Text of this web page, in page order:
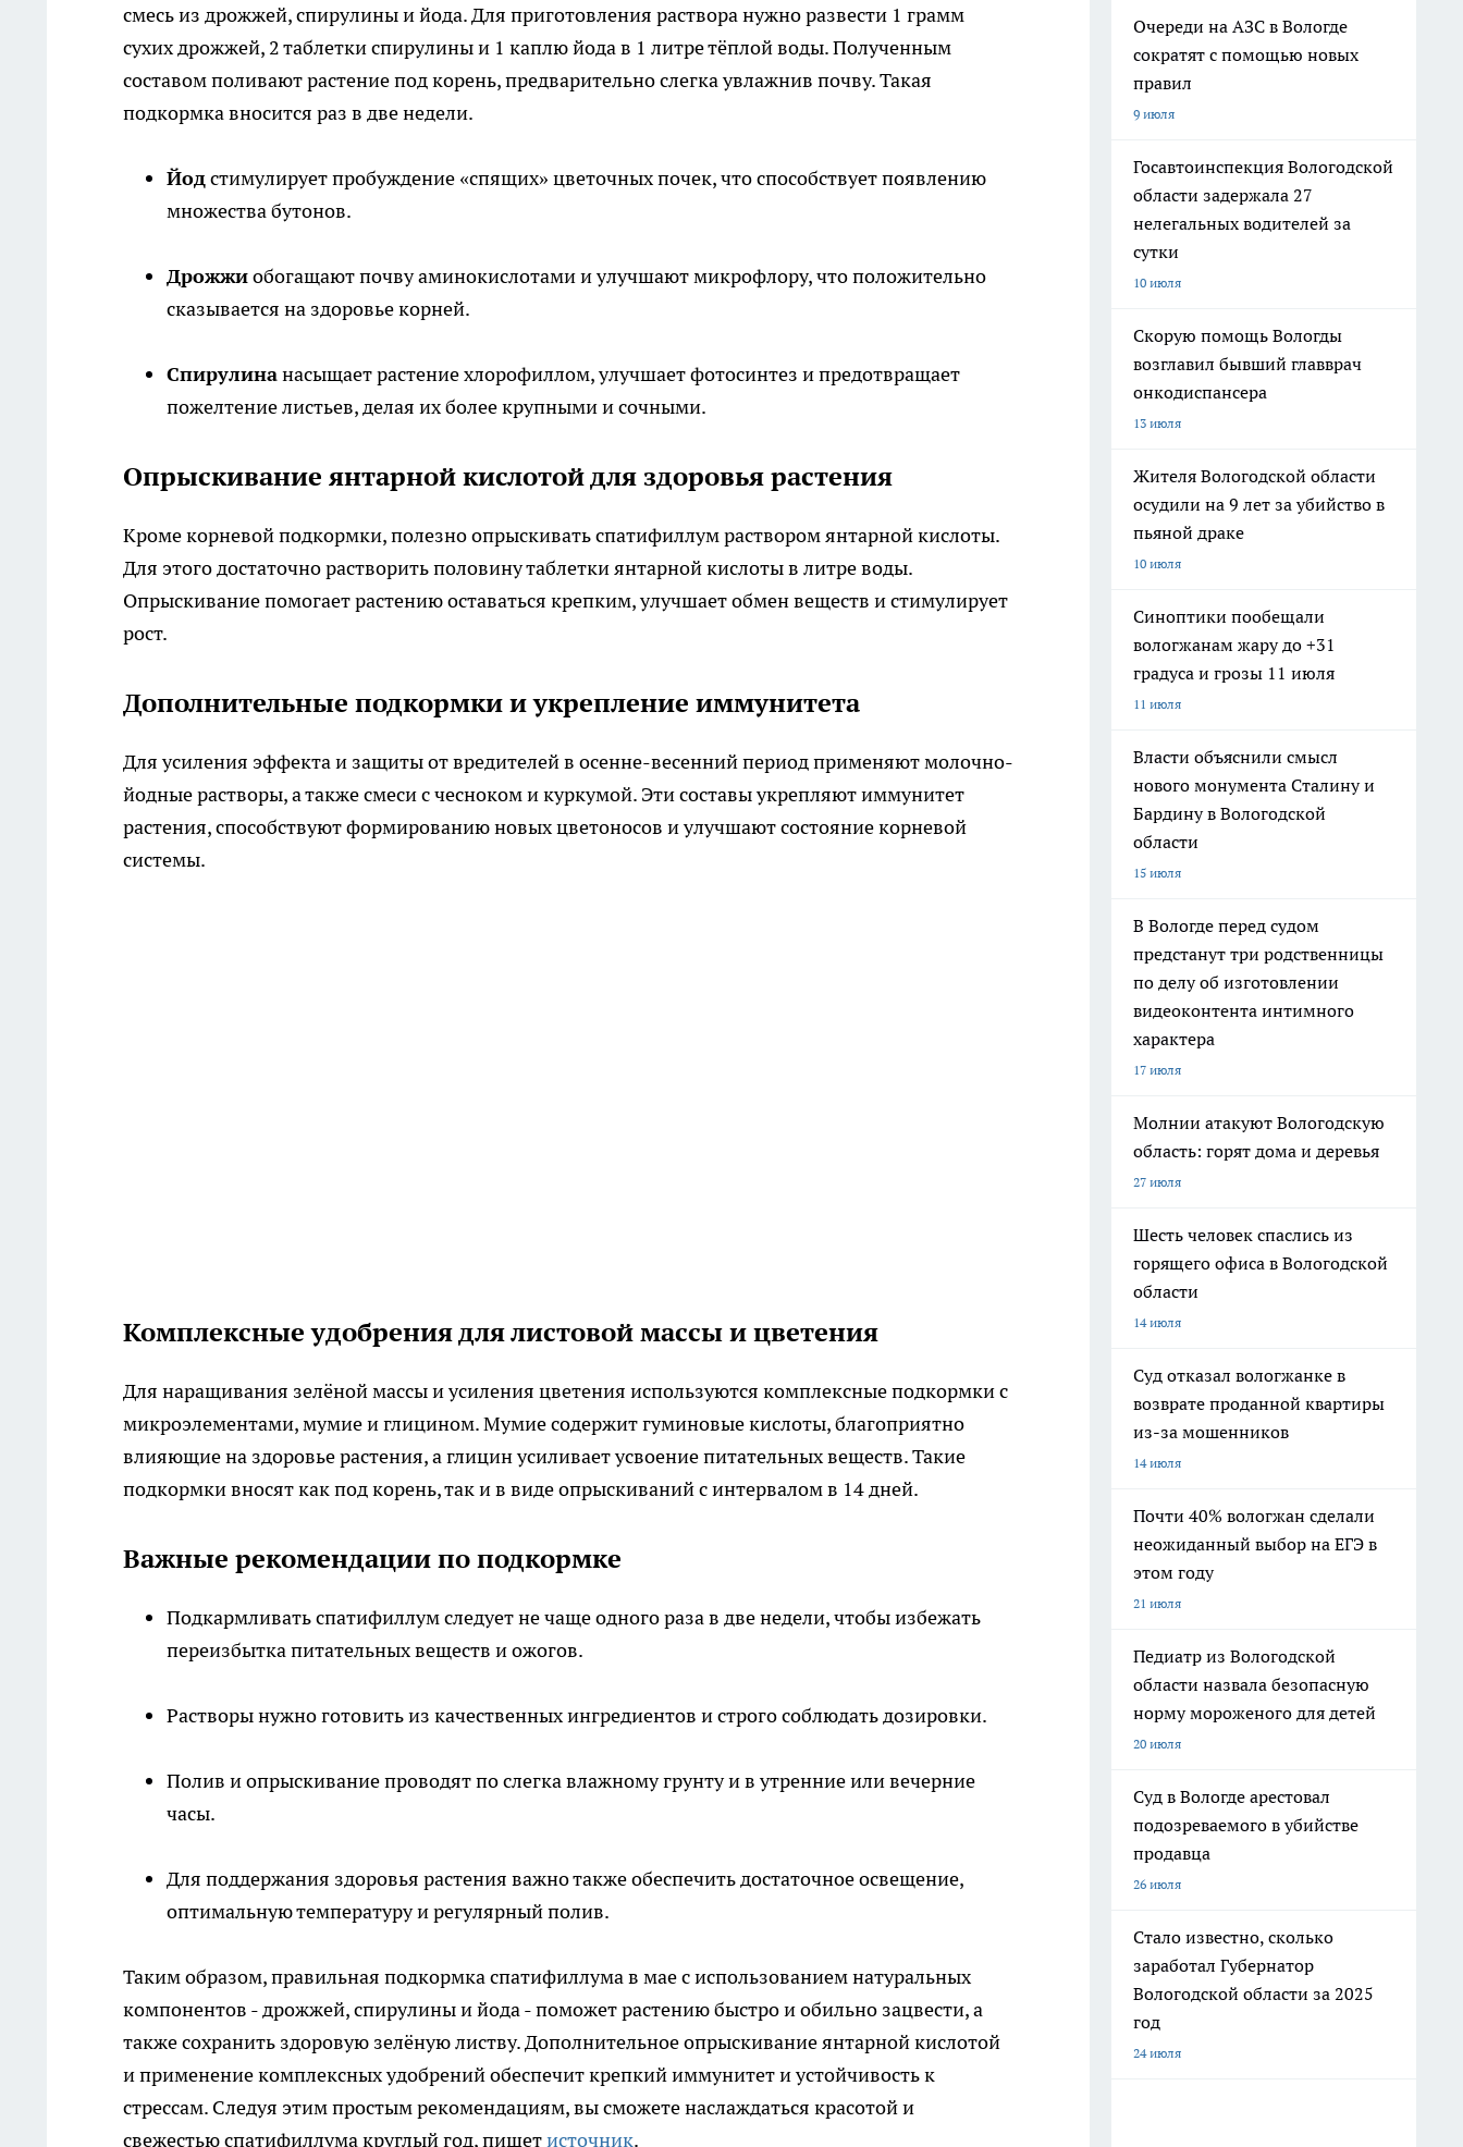
смесь из дрожжей, спирулины и йода. Для приготовления раствора нужно развести 1 грамм
сухих дрожжей, 2 таблетки спирулины и 1 каплю йода в 1 литре тёплой воды. Полученным
составом поливают растение под корень, предварительно слегка увлажнив почву. Такая
подкормка вносится раз в две недели.
Йодстимулирует пробуждение «спящих» цветочных почек, что способствует появлению
множества бутонов.
Дрожжиобогащают почву аминокислотами и улучшают микрофлору, что положительно
сказывается на здоровье корней.
Спирулинанасыщает растение хлорофиллом, улучшает фотосинтез и предотвращает
пожелтение листьев, делая их более крупными и сочными.
Опрыскивание янтарной кислотой для здоровья растения
Кроме корневой подкормки, полезно опрыскивать спатифиллум раствором янтарной кислоты.
Для этого достаточно растворить половину таблетки янтарной кислоты в литре воды.
Опрыскивание помогает растению оставаться крепким, улучшает обмен веществ и стимулирует
рост.
Дополнительные подкормки и укрепление иммунитета
Для усиления эффекта и защиты от вредителей в осенне-весенний период применяют молочно-
йодные растворы, а также смеси с чесноком и куркумой. Эти составы укрепляют иммунитет
растения, способствуют формированию новых цветоносов и улучшают состояние корневой
системы.
Комплексные удобрения для листовой массы и цветения
Для наращивания зелёной массы и усиления цветения используются комплексные подкормки с
микроэлементами, мумие и глицином. Мумие содержит гуминовые кислоты, благоприятно
влияющие на здоровье растения, а глицин усиливает усвоение питательных веществ. Такие
подкормки вносят как под корень, так и в виде опрыскиваний с интервалом в 14 дней.
Важные рекомендации по подкормке
Подкармливать спатифиллум следует не чаще одного раза в две недели, чтобы избежать
переизбытка питательных веществ и ожогов.
Растворы нужно готовить из качественных ингредиентов и строго соблюдать дозировки.
Полив и опрыскивание проводят по слегка влажному грунту и в утренние или вечерние
часы.
Для поддержания здоровья растения важно также обеспечить достаточное освещение,
оптимальную температуру и регулярный полив.
Таким образом, правильная подкормка спатифиллума в мае с использованием натуральных
компонентов - дрожжей, спирулины и йода - поможет растению быстро и обильно зацвести, а
также сохранить здоровую зелёную листву. Дополнительное опрыскивание янтарной кислотой
и применение комплексных удобрений обеспечит крепкий иммунитет и устойчивость к
стрессам. Следуя этим простым рекомендациям, вы сможете наслаждаться красотой и
свежестью спатифиллума круглый год, пишетисточник.
Очереди на АЗС в Вологде
сократят с помощью новых
правил
9 июля
Госавтоинспекция Вологодской
области задержала 27
нелегальных водителей за
сутки
10 июля
Скорую помощь Вологды
возглавил бывший главврач
онкодиспансера
13 июля
Жителя Вологодской области
осудили на 9 лет за убийство в
пьяной драке
10 июля
Синоптики пообещали
вологжанам жару до +31
градуса и грозы 11 июля
11 июля
Власти объяснили смысл
нового монумента Сталину и
Бардину в Вологодской
области
15 июля
В Вологде перед судом
предстанут три родственницы
по делу об изготовлении
видеоконтента интимного
характера
17 июля
Молнии атакуют Вологодскую
область: горят дома и деревья
27 июля
Шесть человек спаслись из
горящего офиса в Вологодской
области
14 июля
Суд отказал вологжанке в
возврате проданной квартиры
из-за мошенников
14 июля
Почти 40% вологжан сделали
неожиданный выбор на ЕГЭ в
этом году
21 июля
Педиатр из Вологодской
области назвала безопасную
норму мороженого для детей
20 июля
Суд в Вологде арестовал
подозреваемого в убийстве
продавца
26 июля
Стало известно, сколько
заработал Губернатор
Вологодской области за 2025
год
24 июля